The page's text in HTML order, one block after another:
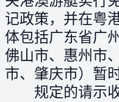
记政策，并在粤
体包括广东省广
佛山市、惠州市
市、肇庆市）暂
规定的请示